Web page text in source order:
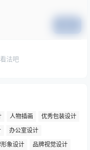
法吧
人物插画
优秀包装设计
办公室设计
形象设计 品牌视觉设计